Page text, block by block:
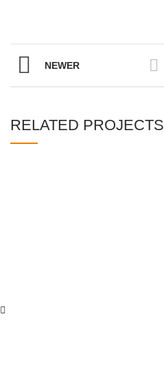
NEWER
RELATED PROJECTS